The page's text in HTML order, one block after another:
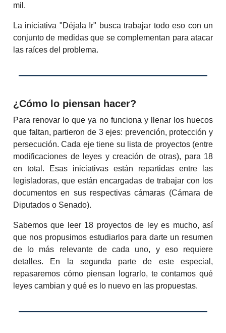
mil.
La iniciativa "Déjala Ir" busca trabajar todo eso con un
conjunto de medidas que se complementan para atacar
las raíces del problema.
¿Cómo lo piensan hacer?
Para renovar lo que ya no funciona y llenar los huecos
que faltan, partieron de 3 ejes: prevención, protección y
persecución. Cada eje tiene su lista de proyectos (entre
modificaciones de leyes y creación de otras), para 18
en total. Esas iniciativas están repartidas entre las
legisladoras, que están encargadas de trabajar con los
documentos en sus respectivas cámaras (Cámara de
Diputados o Senado).
Sabemos que leer 18 proyectos de ley es mucho, así
que nos propusimos estudiarlos para darte un resumen
de lo más relevante de cada uno, y eso requiere
detalles. En la segunda parte de este especial,
repasaremos cómo piensan lograrlo, te contamos qué
leyes cambian y qué es lo nuevo en las propuestas.